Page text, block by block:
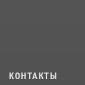
20 июля 2026, 08:52
КОНТАКТЫ